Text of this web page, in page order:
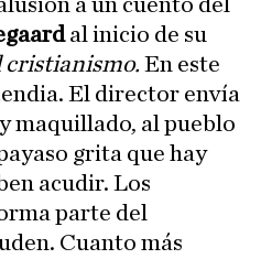
al inicio de su
En este
El director envía
maquillado, al pueblo
grita que hay
acudir. Los
parte del
Cuanto más